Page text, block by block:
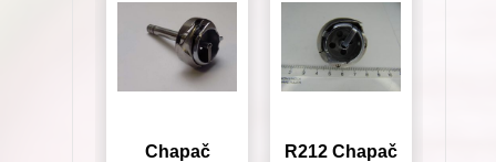
Chapač
R212 Chapač